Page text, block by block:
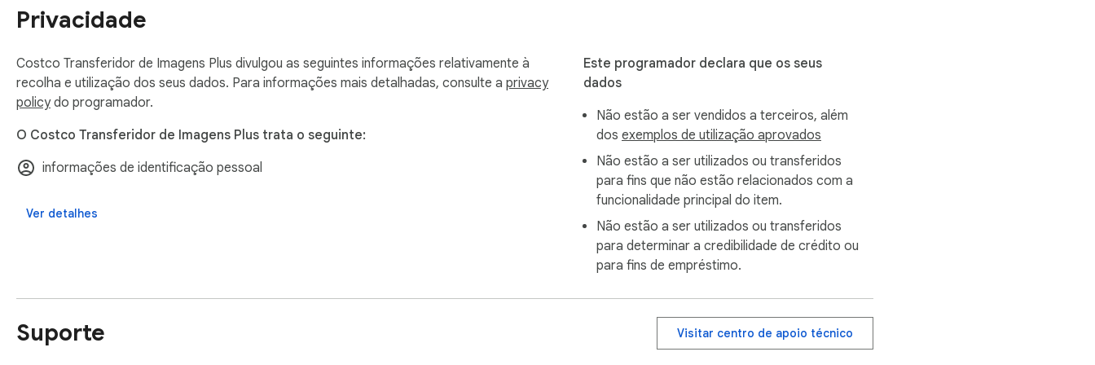
- Costco and all related marks are trademarks of Costco.com, Inc. or its affiliates. This independent project was developed by ExtensionGod and
has no relationship with Costco Inc.
Privacidade
Costco Transferidor de Imagens Plus divulgou as seguintes informações relativamente à
recolha e utilização dos seus dados. Para informações mais detalhadas, consulte a privacy
policydo programador.
O Costco Transferidor de Imagens Plus trata o seguinte:
informações de identificação pessoal
Ver detalhes
Este programador declara que os seus
dados
Não estão a ser vendidos a terceiros, além
dos exemplos de utilização aprovados
Não estão a ser utilizados ou transferidos
para fins que não estão relacionados com a
funcionalidade principal do item.
Não estão a ser utilizados ou transferidos
para determinar a credibilidade de crédito ou
para fins de empréstimo.
Suporte Visitar centro de apoio técnico